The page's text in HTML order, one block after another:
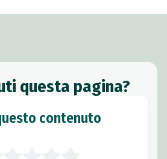
questa pagina?
contenuto